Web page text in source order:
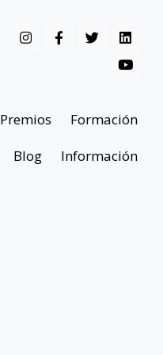
Premios
Formación
Blog Información